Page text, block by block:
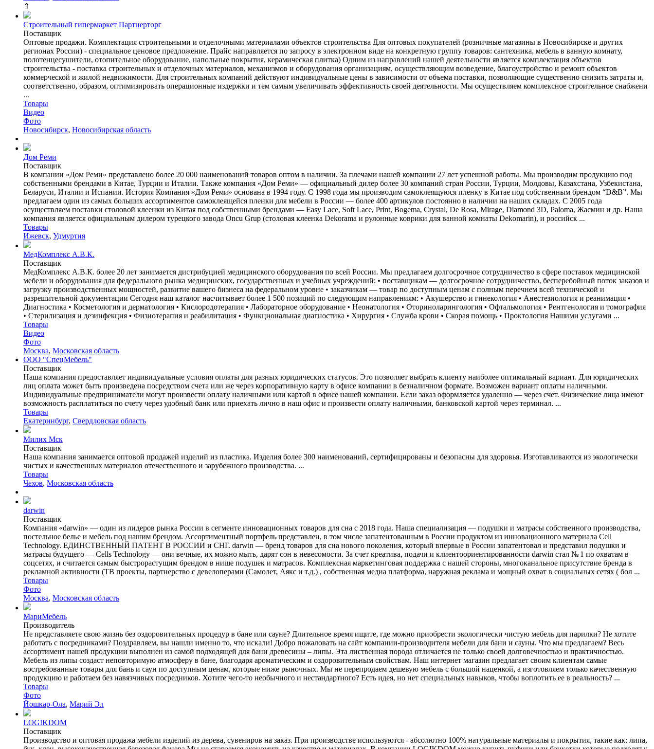
⇑
Строительный гипермаркет Партнерторг
Поставщик
Оптовые продажи. Комплектация строительными и отделочными материалами объектов строительства Для оптовых покупателей (розничные магазины в Новосибирске и других
регионах России) - специальное ценовое предложение. Прайс направляется по запросу в электронном виде на конкретную группу товаров: сантехника, мебель в ванную комнату,
полотенцесушители, отопительное оборудование, напольные покрытия, керамическая плитка) Одним из направлений нашей деятельности является комплектация объектов
строительства - поставка строительных и отделочных материалов, механизмов и оборудования организациям, осуществляющим возведение, благоустройство и ремонт объектов
коммерческой и жилой недвижимости. Для строительных компаний действуют индивидуальные цены в зависимости от объема поставки, позволяющие существенно снизить затраты и,
соответственно, образом, оптимизировать операционные издержки и тем самым увеличивать эффективность своей деятельности. Мы осуществляем комплексное строительное снабжени
...
Товары
Видео
Фото
Новосибирск, Новосибирская область
Дом Реми
Поставщик
В компании «Дом Реми» представлено более 20 000 наименований товаров оптом в наличии. За плечами нашей компании 27 лет успешной работы. Мы производим продукцию под
собственными брендами в Китае, Турции и Италии. Также компания «Дом Реми» — официальный дилер более 30 компаний стран России, Турции, Молдовы, Казахстана, Узбекистана,
Беларуси, Италии и Испании. История Компания «Дом Реми» основана в 1994 году. С 1998 года мы производим самоклеящуюся пленку в Китае под собственным брендом “D&B”. Мы
предлагаем один из самых больших ассортиментов самоклеящейся пленки для мебели в России — более 400 артикулов постоянно в наличии на наших складах. С 2005 года
осуществляем поставки столовой клеенки из Китая под собственными брендами — Easy Lace, Soft Lace, Print, Bogema, Crystal, De Rosa, Mirage, Diamond 3D, Paloma, Жасмин и др. Наша
компания является официальным дилером турецкого завода Oncu Grup (столовая клеенка Dekorama и рулонные коврики для ванной комнаты Dekomarin), и российск ...
Товары
Ижевск, Удмуртия
МедКомплекс А.В.К.
Поставщик
МедКомплекс А.В.К. более 20 лет занимается дистрибуцией медицинского оборудования по всей России. Мы предлагаем долгосрочное сотрудничество в сфере поставок медицинской
мебели и оборудования для федерального рынка медицинских, государственных и учебных учреждений: • поставщикам — долгосрочное сотрудничество, бесперебойный поток заказов и
загрузку производственных мощностей, развитие вашего бизнеса на федеральном уровне • заказчикам — товар по доступным ценам с полным перечнем всей технической и
разрешительной документации Сегодня наш каталог насчитывает более 1 500 позиций по следующим направлениям: • Акушерство и гинекология • Анестезиология и реанимация •
Диагностика • Косметология и дерматология • Кислородотерапия • Лабораторное оборудование • Неонатология • Оториноларингология • Офтальмология • Рентгенология и томография
• Стерилизация и дезинфекция • Физиотерапия и реабилитация • Функциональная диагностика • Хирургия • Служба крови • Скорая помощь • Проктология Нашими услугами ...
Товары
Видео
Фото
Москва, Московская область
ООО "СпецМебель"
Поставщик
Наша компания предоставляет индивидуальные условия оплаты для разных юридических статусов. Это позволяет выбрать клиенту наиболее оптимальный вариант. Для юридических
лиц оплата может быть произведена посредством счета или же через корпоративную карту в офисе компании в безналичном формате. Возможен вариант оплаты наличными.
Индивидуальные предприниматели могут произвести оплату наличными или картой в офисе нашей компании. Если заказ оформляется удаленно — через счет. Физические лица имеют
возможность расплатиться по счету через удобный банк или приехать лично в наш офис и произвести оплату наличными, банковской картой через терминал. ...
Товары
Екатеринбург, Свердловская область
Милих Мск
Поставщик
Наша компания занимается оптовой продажей изделий из пластика. Изделия более 300 наименований, сертифицированы и безопасны для здоровья. Изготавливаются из экологически
чистых и качественных материалов отечественного и зарубежного производства. ...
Товары
Чехов, Московская область
darwin
Поставщик
Компания «darwin» — один из лидеров рынка России в сегменте инновационных товаров для сна c 2018 года.​​ Наша специализация — подушки и матрасы собственного производства,
постельное белье и мебель под нашим брендом. Ассортиментный портфель представлен, в том числе запатентованным в России продуктом из инновационного материала Cell
Technology. ЕДИНСТВЕННЫЙ ПАТЕНТ В РОССИИ и СНГ. darwin — бренд товаров для сна нового поколения, который впервые в России запатентовал и представил подушки и
матрасы будущего — Cells Technology — они вечные, их можно мыть, дарят сон в невесомости. За счет креатива, подачи и клиентоориентированности darwin стал № 1 по охватам в
соцсетях, и считается самым быстрорастущим брендом в нише подушек и матрасов. Комплексная маркетинговая поддержка с нашей стороны, многоканальное присутствие бренда в
рекламной активности (ТВ проекты, партнерство с девелоперами (Самолет, Аякс и т.д.) , собственная медиа платформа, наружная реклама и мощный охват в социальных сетях ( бол ...
Товары
Фото
Москва, Московская область
МариМебель
Производитель
Не представляете свою жизнь без оздоровительных процедур в бане или сауне? Длительное время ищите, где можно приобрести экологически чистую мебель для парилки? Не хотите
работать с посредниками? Поздравляем, вы нашли именно то, что искали! Добро пожаловать на сайт компании-производителя мебели для бани и сауны. Что мы предлагаем? Весь
ассортимент нашей продукции выполнен из самой подходящей для бани древесины – липы. Эта лиственная порода отличается не только своей долговечностью и практичностью.
Мебель из липы создаст неповторимую атмосферу в бане, благодаря ароматическим и оздоровительным свойствам. Наш интернет магазин предлагает своим клиентам самые
востребованные товары для бань и саун по доступным ценам, которые ниже рыночных. Мы не перепродаем дешевую мебель с большой наценкой, а изготовляем только качественную
продукцию и работаем без навязчивых посредников. Хотите чего-то необычного и нестандартного? Есть идея, но нет специальных навыков, чтобы воплотить ее в реальность? ...
Товары
Фото
Йошкар-Ола, Марий Эл
LOGIKDOM
Поставщик
Производство и оптовая продажа мебели изделий из дерева, сувениров на заказ. При производстве используются - абсолютно 100% натуральные материалы и покрытия, такие как: липа,